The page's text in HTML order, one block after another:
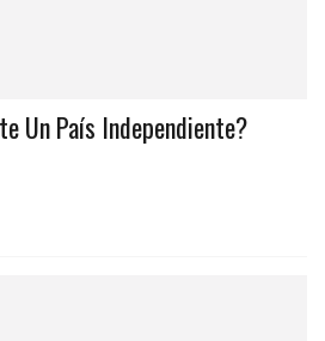
Un País Independiente?